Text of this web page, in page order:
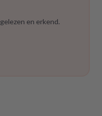
gelezen en erkend.